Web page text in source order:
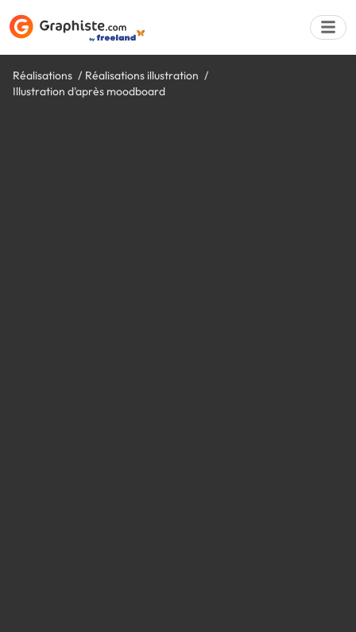
Réalisations
Réalisations illustration
Illustration d'après moodboard